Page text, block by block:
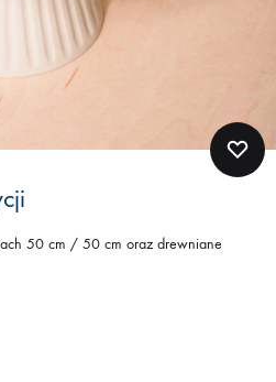
50 cm / 50 cm oraz drewniane